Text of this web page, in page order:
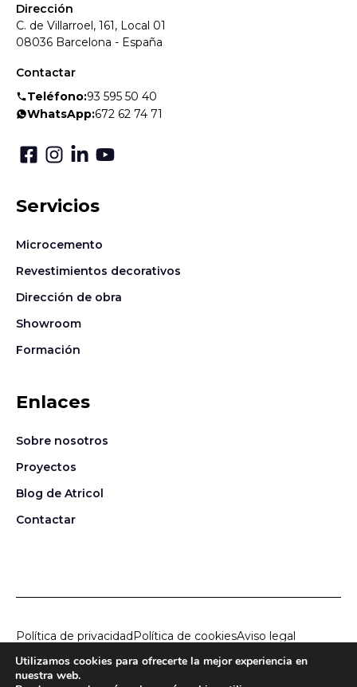
Dirección
C. de Villarroel, 161, Local 01
08036 Barcelona - España
Contactar
Teléfono:93 595 50 40
WhatsApp:672 62 74 71
Servicios
Microcemento
Revestimientos decorativos
Dirección de obra
Showroom
Formación
Enlaces
Sobre nosotros
Proyectos
Blog de Atricol
Contactar
© 2026Atricol Project Solution, S.L.
Política de privacidadPolítica de cookiesAviso legal
Utilizamos cookies para ofrecerte la mejor experiencia en
nuestra web.